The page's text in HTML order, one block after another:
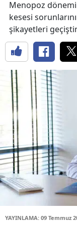
Menopoz
kesesi
şikayetleri
YAYINLAMA: 09 Temmuz